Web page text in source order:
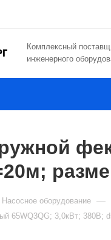
Комплексный
инженерного
Насосное оборудование —
65WQ3QG; 3,0кВт;